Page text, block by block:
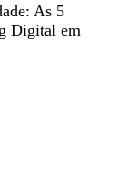
As 5
Digital em